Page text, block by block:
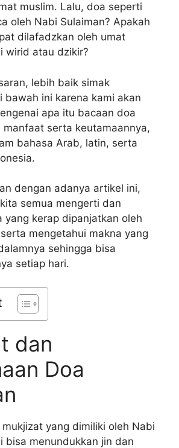
muslim. Lalu, doa seperti
oleh Nabi Sulaiman? Apakah
dilafadzkan oleh umat
wirid atau dzikir?
lebih baik simak
bawah ini karena kami akan
apa itu bacaan doa
manfaat serta keutamaannya,
bahasa Arab, latin, serta
dengan adanya artikel ini,
semua mengerti dan
yang kerap dipanjatkan oleh
mengetahui makna yang
sehingga bisa
setiap hari.
dan
Doa
yang dimiliki oleh Nabi
bisa menundukkan jin dan